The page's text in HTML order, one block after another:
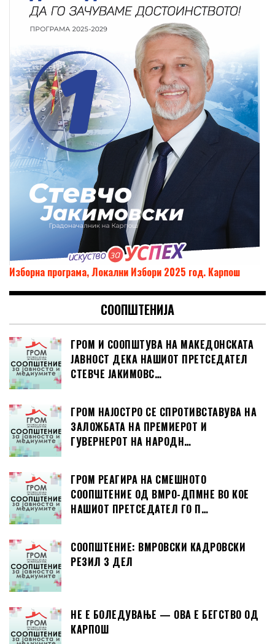
Изборна програма, Локални Избори 2025 год. Карпош
СООПШТЕНИЈА
ГРОМ И СООПШТУВА НА МАКЕДОНСКАТА
ЈАВНОСТ ДЕКА НАШИОТ ПРЕТСЕДАТЕЛ
СТЕВЧЕ ЈАКИМОВС…
ГРОМ НАЈОСТРО СЕ СПРОТИВСТАВУВА НА
ЗАЛОЖБАТА НА ПРЕМИЕРОТ И
ГУВЕРНЕРОТ НА НАРОДН…
ГРОМ РЕАГИРА НА СМЕШНОТО
СООПШТЕНИЕ ОД ВМРО-ДПМНЕ ВО КОЕ
НАШИОТ ПРЕТСЕДАТЕЛ ГО П…
СООПШТЕНИЕ: ВМРОВСКИ КАДРОВСКИ
РЕЗИЛ 3 ДЕЛ
НЕ Е БОЛЕДУВАЊЕ — ОВА Е БЕГСТВО ОД
КАРПОШ